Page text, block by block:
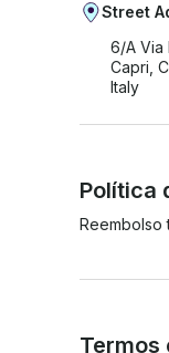
Street
6/A Via
Capri,
Italy
Política
Reembolso
Termos